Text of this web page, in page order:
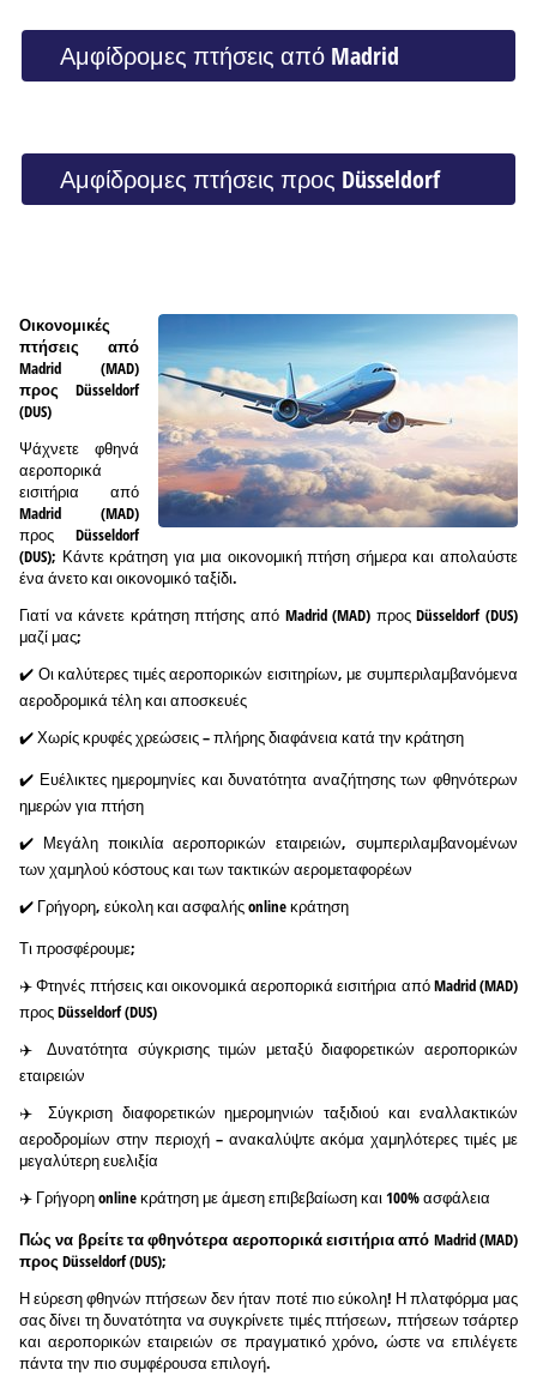
Αμφίδρομες πτήσεις από Madrid
Αμφίδρομες πτήσεις προς Düsseldorf
Οικονομικές
πτήσεις από
Madrid (MAD)
προς Düsseldorf
(DUS)
Ψάχνετε φθηνά
αεροπορικά
εισιτήρια από
Madrid (MAD)
προς Düsseldorf
(DUS); Κάντε κράτηση για μια οικονομική πτήση σήμερα και απολαύστε
ένα άνετο και οικονομικό ταξίδι.
Γιατί να κάνετε κράτηση πτήσης από Madrid (MAD) προς Düsseldorf (DUS)
μαζί μας;
✔️ Οι καλύτερες τιμές αεροπορικών εισιτηρίων, με συμπεριλαμβανόμενα
αεροδρομικά τέλη και αποσκευές
✔️ Χωρίς κρυφές χρεώσεις – πλήρης διαφάνεια κατά την κράτηση
✔️ Ευέλικτες ημερομηνίες και δυνατότητα αναζήτησης των φθηνότερων
ημερών για πτήση
✔️ Μεγάλη ποικιλία αεροπορικών εταιρειών, συμπεριλαμβανομένων
των χαμηλού κόστους και των τακτικών αερομεταφορέων
✔️ Γρήγορη, εύκολη και ασφαλής online κράτηση
Τι προσφέρουμε;
✈️ Φτηνές πτήσεις και οικονομικά αεροπορικά εισιτήρια από Madrid (MAD)
προς Düsseldorf (DUS)
✈️ Δυνατότητα σύγκρισης τιμών μεταξύ διαφορετικών αεροπορικών
εταιρειών
✈️ Σύγκριση διαφορετικών ημερομηνιών ταξιδιού και εναλλακτικών
αεροδρομίων στην περιοχή – ανακαλύψτε ακόμα χαμηλότερες τιμές με
μεγαλύτερη ευελιξία
✈️ Γρήγορη online κράτηση με άμεση επιβεβαίωση και 100% ασφάλεια
Πώς να βρείτε τα φθηνότερα αεροπορικά εισιτήρια από Madrid (MAD)
προς Düsseldorf (DUS);
Η εύρεση φθηνών πτήσεων δεν ήταν ποτέ πιο εύκολη! Η πλατφόρμα μας
σας δίνει τη δυνατότητα να συγκρίνετε τιμές πτήσεων, πτήσεων τσάρτερ
και αεροπορικών εταιρειών σε πραγματικό χρόνο, ώστε να επιλέγετε
πάντα την πιο συμφέρουσα επιλογή.